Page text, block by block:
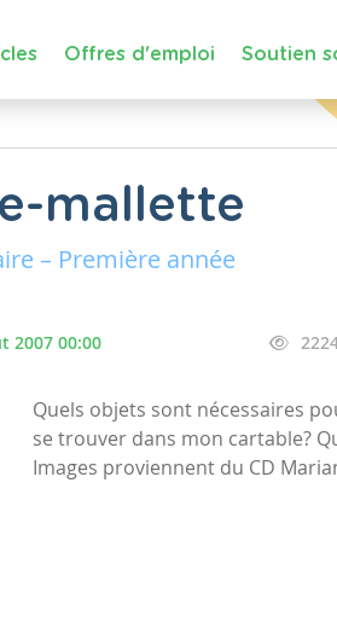
Offres d'emploi Soutien
mallette
– Première année
2007 00:00
Quels objets sont nécessaires
se trouver dans mon cartable?
Images proviennent du CD